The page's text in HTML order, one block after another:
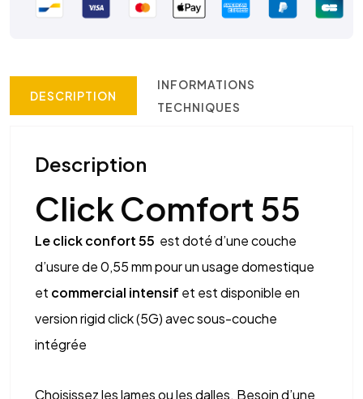
DESCRIPTION
INFORMATIONS
TECHNIQUES
Description
Click Comfort 55
Le click confort 55 est doté d’une couche
d’usure de 0,55 mm pour un usage domestique
et commercial intensif et est disponible en
version rigid click (5G) avec sous-couche
intégrée
Choisissez les lames ou les dalles. Besoin d’une